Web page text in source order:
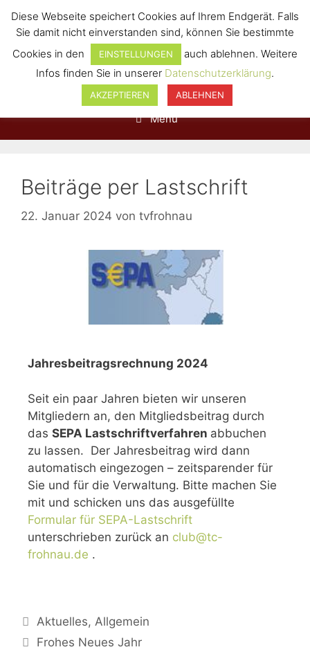
Menü
Beiträge per Lastschrift
22. Januar 2024 von tvfrohnau
Jahresbeitragsrechnung 2024
Seit ein paar Jahren bieten wir unseren
Mitgliedern an, den Mitgliedsbeitrag durch
das SEPA Lastschriftverfahren abbuchen
zu lassen. Der Jahresbeitrag wird dann
automatisch eingezogen – zeitsparender für
Sie und für die Verwaltung. Bitte machen Sie
mit und schicken uns das ausgefüllte
Formular für SEPA-Lastschrift
unterschrieben zurück an club@tc-
frohnau.de .
Aktuelles,Allgemein
Frohes Neues Jahr
Diese Webseite speichert Cookies auf Ihrem Endgerät. Falls
Sie damit nicht einverstanden sind, können Sie bestimmte
Cookies in den
EINSTELLUNGEN
auch ablehnen. Weitere
Infos finden Sie in unserer Datenschutzerklärung.
AKZEPTIEREN ABLEHNEN